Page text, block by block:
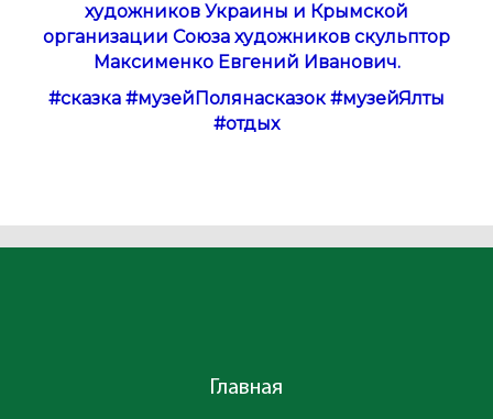
художников Украины и Крымской
организации Союза художников скульптор
Максименко Евгений Иванович.
#сказка #музейПолянасказок #музейЯлты
#отдых
Главная